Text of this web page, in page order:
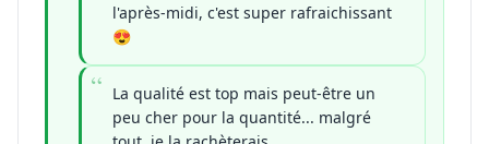
l'après-midi, c'est super rafraichissant
😍
La qualité est top mais peut-être un
peu cher pour la quantité... malgré